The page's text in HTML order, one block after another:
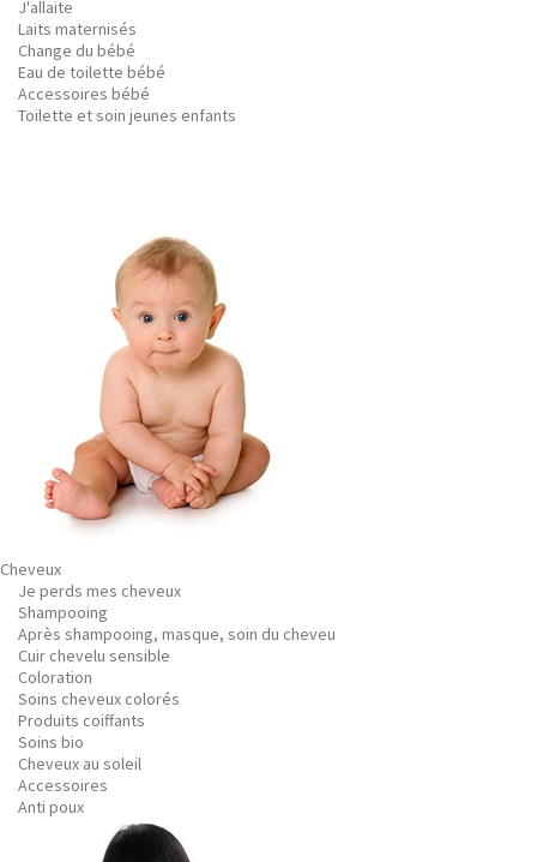
J'allaite
Laits maternisés
Change du bébé
Eau de toilette bébé
Accessoires bébé
Toilette et soin jeunes enfants
Cheveux
Je perds mes cheveux
Shampooing
Après shampooing, masque, soin du cheveu
Cuir chevelu sensible
Coloration
Soins cheveux colorés
Produits coiffants
Soins bio
Cheveux au soleil
Accessoires
Anti poux